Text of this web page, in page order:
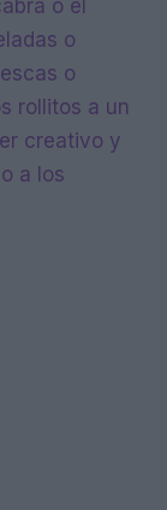
o el
o
o
rollitos a un
creativo y
a los